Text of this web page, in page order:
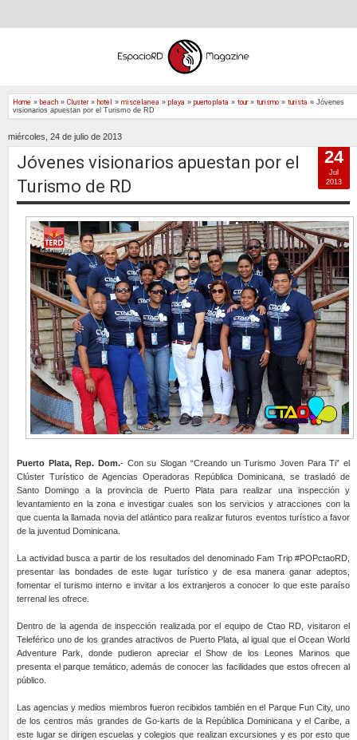
Home » beach » Cluster» hotel » miscelanea » playa » puerto plata » tour» turismo » turista » Jóvenes
visionarios apuestan por el Turismo de RD
miércoles, 24 de julio de 2013
Jóvenes visionarios apuestan por el
Turismo de RD
Puerto Plata, Rep. Dom.- Con su Slogan “Creando un Turismo Joven Para Ti” el
Clúster Turístico de Agencias Operadoras República Dominicana, se trasladó de
Santo Domingo a la provincia de Puerto Plata para realizar una inspección y
levantamiento en la zona e investigar cuales son los servicios y atracciones con la
que cuenta la llamada novia del atlántico para realizar futuros eventos turístico a favor
de la juventud Dominicana.
La actividad busca a partir de los resultados del denominado Fam Trip #POPctaoRD,
presentar las bondades de este lugar turístico y de esa manera ganar adeptos,
fomentar el turismo interno e invitar a los extranjeros a conocer lo que este paraíso
terrenal les ofrece.
Dentro de la agenda de inspección realizada por el equipo de Ctao RD, visitaron el
Teleférico uno de los grandes atractivos de Puerto Plata, al igual que el Ocean World
Adventure Park, donde pudieron apreciar el Show de los Leones Marinos que
presenta el parque temático, además de conocer las facilidades que estos ofrecen al
público.
Las agencias y medios miembros fueron recibidos también en el Parque Fun City, uno
de los centros más grandes de Go-karts de la República Dominicana y el Caribe, a
este lugar se dirigen escuelas y colegios que realizan excursiones y es por esto que
24
Jul
2013